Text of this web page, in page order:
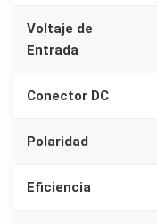
Voltaje de
Entrada
Conector DC
Polaridad
Eficiencia